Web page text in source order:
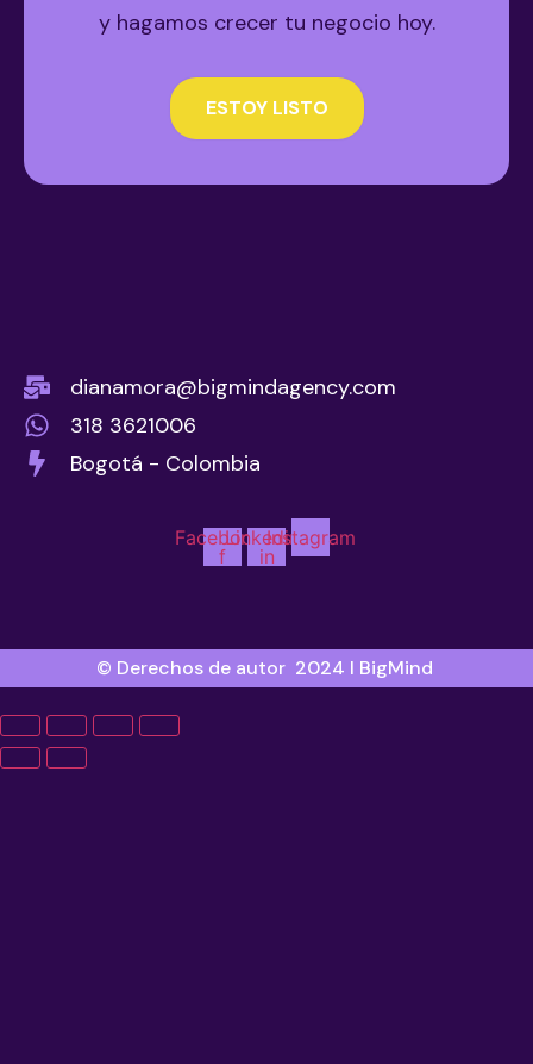
y hagamos crecer tu negocio hoy.
ESTOY LISTO
dianamora@bigmindagency.com
318 3621006
Bogotá - Colombia
Facebook-
f
Linkedin-
in
Instagram
© Derechos de autor 2024 l BigMind